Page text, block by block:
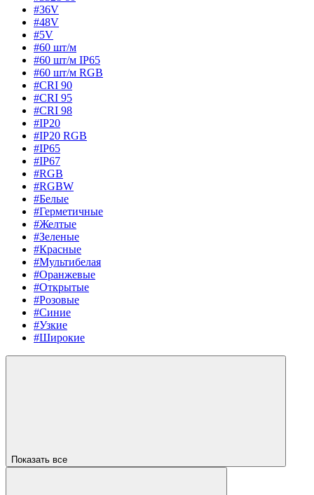
#36V
#48V
#5V
#60 шт/м
#60 шт/м IP65
#60 шт/м RGB
#CRI 90
#CRI 95
#CRI 98
#IP20
#IP20 RGB
#IP65
#IP67
#RGB
#RGBW
#Белые
#Герметичные
#Желтые
#Зеленые
#Красные
#Мультибелая
#Оранжевые
#Открытые
#Розовые
#Синие
#Узкие
#Широкие
Показать все